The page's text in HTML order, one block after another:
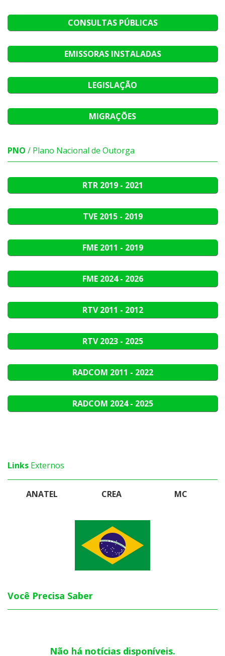
CONSULTAS PÚBLICAS
EMISSORAS INSTALADAS
LEGISLAÇÃO
MIGRAÇÕES
PNO / Plano Nacional de Outorga
RTR 2019 - 2021
TVE 2015 - 2019
FME 2011 - 2019
FME 2024 - 2026
RTV2011 - 2012
RTV2023 - 2025
RADCOM 2011 - 2022
RADCOM 2024 - 2025
Links Externos
ANATEL CREA MC
Você Precisa Saber
Não há notícias disponíveis.